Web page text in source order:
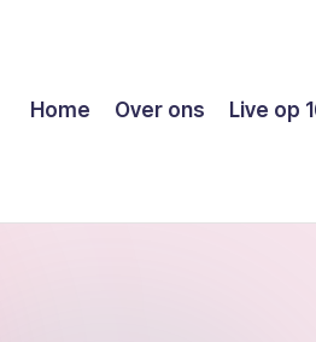
Home Over ons Live op